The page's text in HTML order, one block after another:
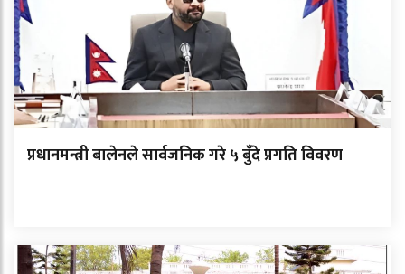
प्रधानमन्त्री बालेनले सार्वजनिक गरे ५ बुँदे प्रगति विवरण